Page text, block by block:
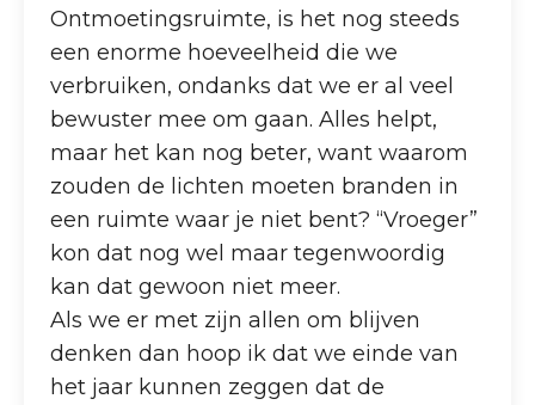
Ontmoetingsruimte, is het nog steeds
een enorme hoeveelheid die we
verbruiken, ondanks dat we er al veel
bewuster mee om gaan. Alles helpt,
maar het kan nog beter, want waarom
zouden de lichten moeten branden in
een ruimte waar je niet bent? “Vroeger”
kon dat nog wel maar tegenwoordig
kan dat gewoon niet meer.
Als we er met zijn allen om blijven
denken dan hoop ik dat we einde van
het jaar kunnen zeggen dat de